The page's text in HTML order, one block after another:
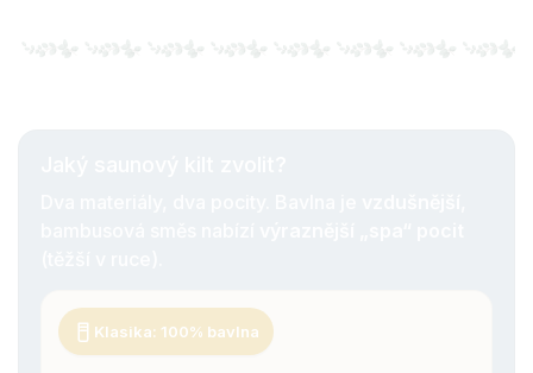
Klasika: 100% bavlna